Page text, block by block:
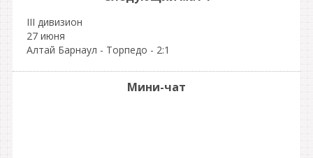
III дивизион
27 июня
Алтай Барнаул - Торпедо - 2:1
Мини-чат